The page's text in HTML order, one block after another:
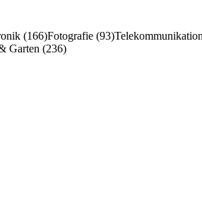
(166)Fotografie (93)
Garten (236)